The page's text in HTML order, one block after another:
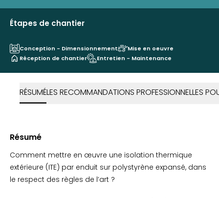
Étapes de chantier
Conception - Dimensionnement
Mise en oeuvre
Réception de chantier
Entretien - Maintenance
RÉSUMÉLES RECOMMANDATIONS PROFESSIONNELLES
Résumé
Comment mettre en œuvre une isolation thermique
extérieure (ITE) par enduit sur polystyrène expansé, dans
le respect des règles de l’art ?